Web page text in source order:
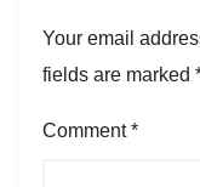
Your email
fields are marked
Comment*